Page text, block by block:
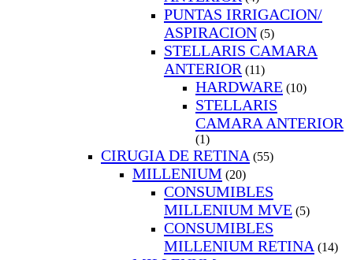
PUNTAS IRRIGACION/
ASPIRACION (5)
STELLARIS CAMARA
ANTERIOR (11)
HARDWARE (10)
STELLARIS
CAMARA ANTERIOR
(1)
CIRUGIA DE RETINA (55)
MILLENIUM (20)
CONSUMIBLES
MILLENIUM MVE (5)
CONSUMIBLES
MILLENIUM RETINA (14)